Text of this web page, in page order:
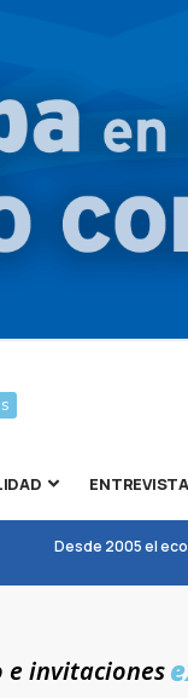
Desde 2005 el
e invitaciones